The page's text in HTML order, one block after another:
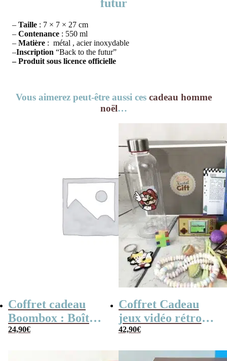
futur
– Taille : 7 × 7 × 27 cm
– Contenance : 550 ml
– Matière : métal , acier inoxydable
–Inscription “Back to the futur”
– Produit sous licence officielle
Vous aimerez peut-être aussi ces cadeau homme
noël…
Coffret cadeau
Boombox : Boîte
bonbons des
24,90€
Coffret Cadeau
jeux vidéo rétro
(avec sa console de
42,90€